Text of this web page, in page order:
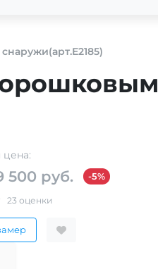
цена:
500 руб. -5%
23 оценки